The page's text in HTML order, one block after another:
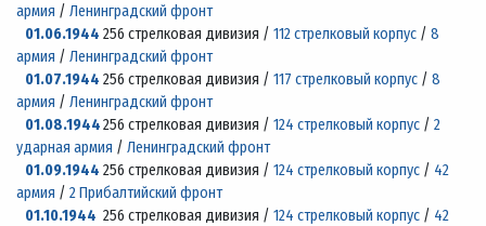
армия / Ленинградский фронт
01.06.1944256 стрелковая дивизия /112 стрелковый корпус /8
армия / Ленинградский фронт
01.07.1944256 стрелковая дивизия /117 стрелковый корпус /8
армия / Ленинградский фронт
01.08.1944256 стрелковая дивизия /124 стрелковый корпус /2
ударная армия / Ленинградский фронт
01.09.1944256 стрелковая дивизия /124 стрелковый корпус / 42
армия / 2 Прибалтийский фронт
01.10.1944256 стрелковая дивизия /124 стрелковый корпус / 42